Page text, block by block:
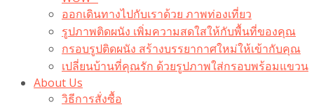
ออกเดินทางไปกับเราด้วย ภาพท่องเที่ยว
รูปภาพติดผนัง เพิ่มความสดใสให้กับพื้นที่ของคุณ
กรอบรูปติดผนัง สร้างบรรยากาศใหม่ให้เข้ากับคุณ
เปลี่ยนบ้านที่คุณรัก ด้วยรูปภาพใส่กรอบพร้อมแขวน​
About Us
วิธีการสั่งซื้อ